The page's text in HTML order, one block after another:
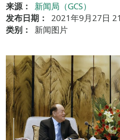
来源：
新闻局（GCS）
发布日期：
2021年9月27日
类别：
新闻图片